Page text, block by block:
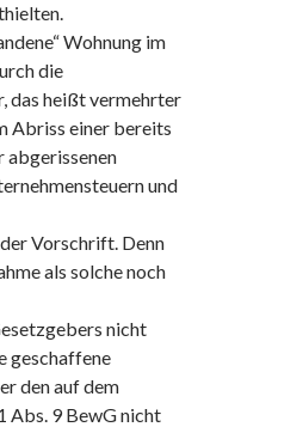
Wohnung im
die
das heißt vermehrter
Abriss einer bereits
abgerissenen
und
Vorschrift. Denn
als solche noch
nicht
geschaffene
den auf dem
Abs. 9 BewG nicht